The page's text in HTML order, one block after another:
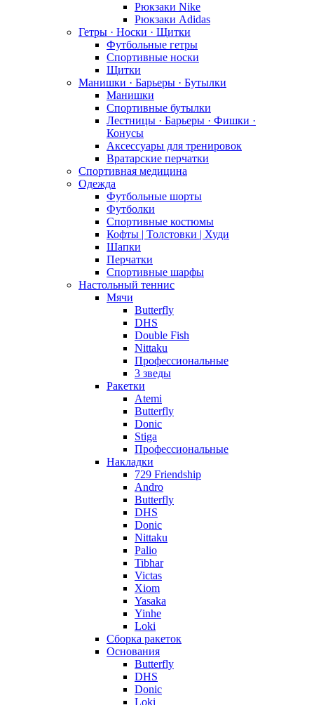
Рюкзаки Nike
Рюкзаки Adidas
Гетры · Носки · Щитки
Футбольные гетры
Спортивные носки
Щитки
Манишки · Барьеры · Бутылки
Манишки
Спортивные бутылки
Лестницы · Барьеры · Фишки ·
Конусы
Аксессуары для тренировок
Вратарские перчатки
Спортивная медицина
Одежда
Футбольные шорты
Футболки
Спортивные костюмы
Кофты | Толстовки | Худи
Шапки
Перчатки
Спортивные шарфы
Настольный теннис
Мячи
Butterfly
DHS
Double Fish
Nittaku
Профессиональные
3 зведы
Ракетки
Atemi
Butterfly
Donic
Stiga
Профессиональные
Накладки
729 Friendship
Andro
Butterfly
DHS
Donic
Nittaku
Palio
Tibhar
Victas
Xiom
Yasaka
Yinhe
Loki
Сборка ракеток
Основания
Butterfly
DHS
Donic
Loki